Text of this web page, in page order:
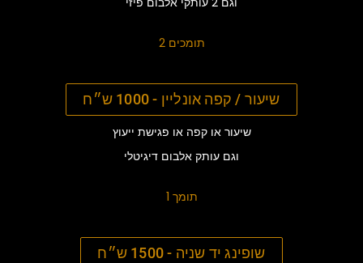
תומכים 2
שיעור / קפה אונליין - 1000 ש״ח
שיעור או קפה או פגישת ייעוץ
וגם עותק אלבום דיגיטלי
תומך 1
שופינג יד שניה - 1500 ש״ח